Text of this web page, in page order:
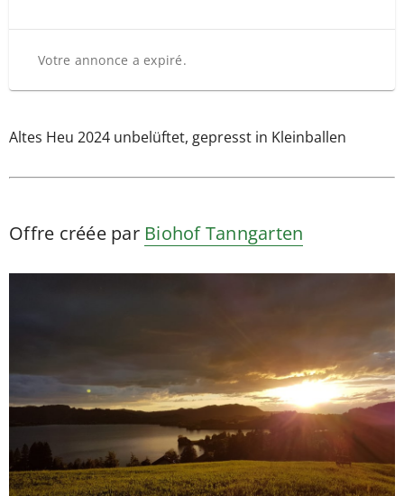
Votre annonce a expiré.
Altes Heu 2024 unbelüftet, gepresst in Kleinballen
Offre créée par Biohof Tanngarten